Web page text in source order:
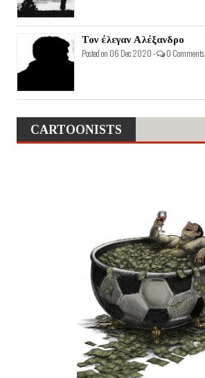
Τον έλεγαν Αλέξανδρο
Posted on 06 Dec 2020 - 0 Comments
CARTOONISTS